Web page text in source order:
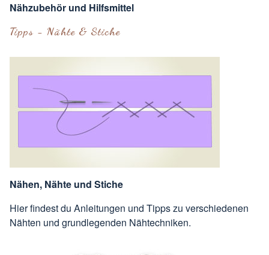
Nähzubehör und Hilfsmittel
Tipps - Nähte & Stiche
Nähen, Nähte und Stiche
Hier findest du Anleitungen und Tipps zu verschiedenen
Nähten und grundlegenden Nähtechniken.